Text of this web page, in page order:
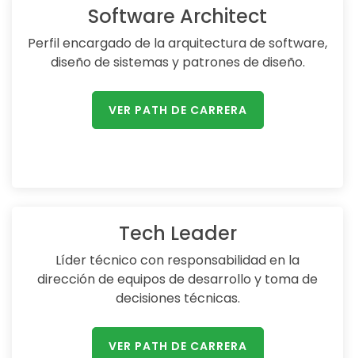
Software Architect
Perfil encargado de la arquitectura de software,
diseño de sistemas y patrones de diseño.
VER PATH DE CARRERA
Tech Leader
Líder técnico con responsabilidad en la
dirección de equipos de desarrollo y toma de
decisiones técnicas.
VER PATH DE CARRERA